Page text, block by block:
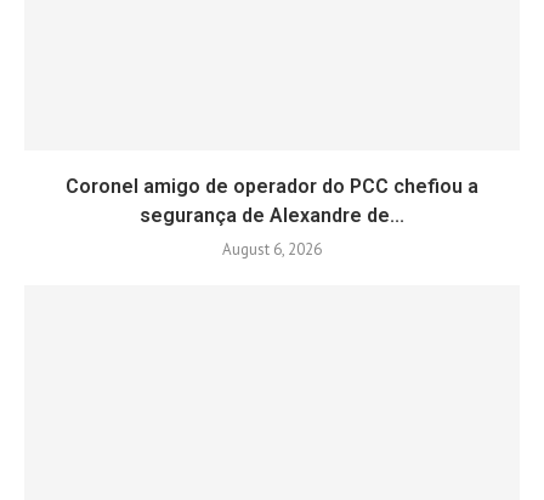
Coronel amigo de operador do PCC chefiou a
segurança de Alexandre de...
August 6, 2026